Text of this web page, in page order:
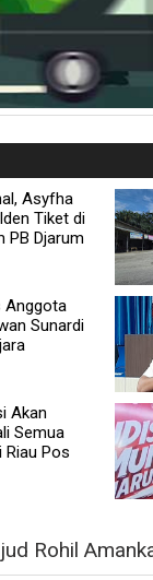
Asyfha
Tiket di
PB Djarum
Anggota
Sunardi
Akan
Semua
Riau Pos
Rohil